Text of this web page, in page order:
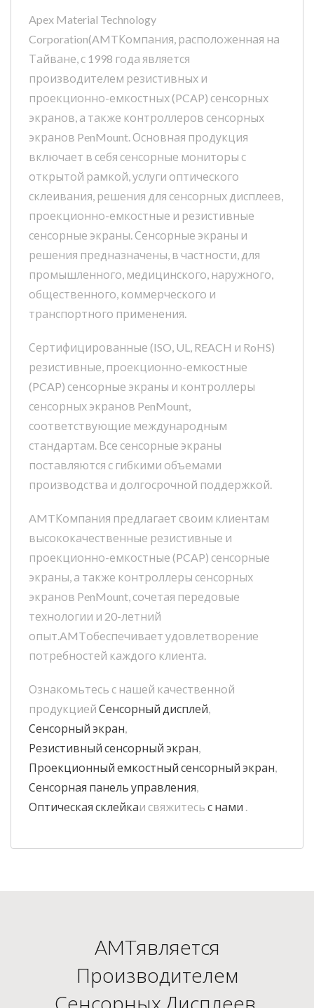
Apex Material Technology
Corporation(AMTКомпания, расположенная на
Тайване, с 1998 года является
производителем резистивных и
проекционно-емкостных (PCAP) сенсорных
экранов, а также контроллеров сенсорных
экранов PenMount. Основная продукция
включает в себя сенсорные мониторы с
открытой рамкой, услуги оптического
склеивания, решения для сенсорных дисплеев,
проекционно-емкостные и резистивные
сенсорные экраны. Сенсорные экраны и
решения предназначены, в частности, для
промышленного, медицинского, наружного,
общественного, коммерческого и
транспортного применения.
Сертифицированные (ISO, UL, REACH и RoHS)
резистивные, проекционно-емкостные
(PCAP) сенсорные экраны и контроллеры
сенсорных экранов PenMount,
соответствующие международным
стандартам. Все сенсорные экраны
поставляются с гибкими объемами
производства и долгосрочной поддержкой.
AMTКомпания предлагает своим клиентам
высококачественные резистивные и
проекционно-емкостные (PCAP) сенсорные
экраны, а также контроллеры сенсорных
экранов PenMount, сочетая передовые
технологии и 20-летний
опыт.AMTобеспечивает удовлетворение
потребностей каждого клиента.
Ознакомьтесь с нашей качественной
продукцией Сенсорный дисплей,
Сенсорный экран,
Резистивный сенсорный экран,
Проекционный емкостный сенсорный экран,
Сенсорная панель управления,
Оптическая склейкаи свяжитесь с нами .
AMTявляется
Производителем
Сенсорных Дисплеев,